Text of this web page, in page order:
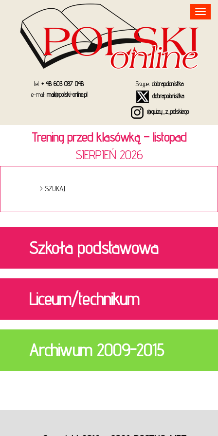
Toggle
navigation
tel. + 48 603 087 048
e-mail: mail@polski-online.pl
Skype: dobrapolonistka
dobrapolonistka
@quizy_z_polskiego
Trening przed klasówką – listopad
SIERPIEŃ 2026
Szkoła podstawowa
Liceum/technikum
Archiwum 2009-2015